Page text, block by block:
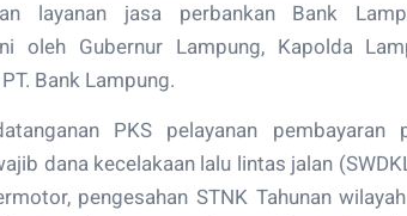
layanan jasa perbankan Bank
oleh Gubernur Lampung, Kapolda
Bank Lampung.
PKS pelayanan
dana kecelakaan lalu lintas jalan
pengesahan STNK Tahunan